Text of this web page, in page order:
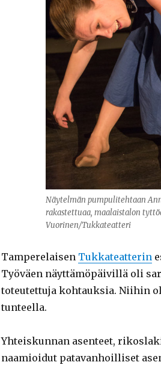
Näytelmän pumpulitehtaan
rakastettuaa, maalaistalon
Vuorinen/Tukkateatteri
Tamperelaisen Tukkateatterin
Työväen näyttämöpäivillä oli
toteutettuja kohtauksia. Niihin
tunteella.
Yhteiskunnan asenteet,
naamioidut patavanhoilliset